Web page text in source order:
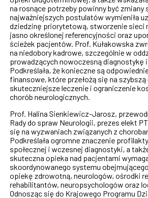
na rosnące potrzeby powinny być zmiany
najważniejszych postulatów wymieniła
dziedzinę priorytetową, stworzenie sieci
jasno określonej referencyjności oraz
ścieżek pacjentów. Prof. Kułakowska
na niedobory kadrowe, szczególnie w
prowadzących nowoczesną diagnostykę
Podkreślała, że konieczne są
finansowe, które przełożą się na
skuteczniejsze leczenie i ograniczenie
chorób neurologicznych.
Prof. Halina Sienkiewicz-Jarosz,
Rady do spraw Neurologii, prezes elekt
się na wyzwaniach związanych z
Podkreślała ogromne znaczenie
społecznej i wczesnej diagnostyki, a
skuteczna opieka nad pacjentami
skoordynowanego systemu
opiekę zdrowotną, neurologów, ośrodki
rehabilitantów, neuropsychologów oraz
Odnosząc się do Krajowego Programu